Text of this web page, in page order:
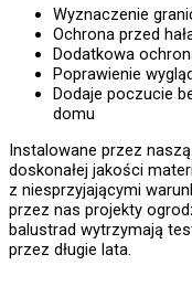
Wyznaczenie
Ochrona przed
Dodatkowa
Poprawienie
Dodaje poczucie
domu
Instalowane przez
doskonałej jakości
z niesprzyjającymi
przez nas projekty
balustrad wytrzymają
przez długie lata.